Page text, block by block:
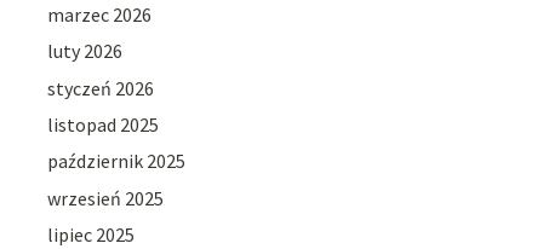
marzec 2026
luty 2026
styczeń 2026
listopad 2025
październik 2025
wrzesień 2025
lipiec 2025